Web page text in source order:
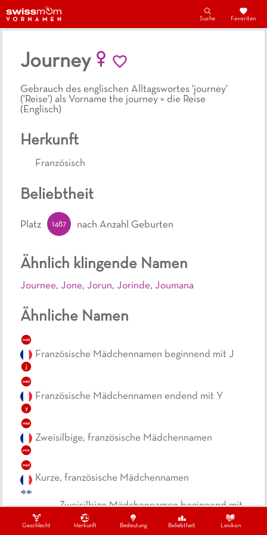
Geschlecht Herkunft Bedeutung Beliebtheit Lexikon
Suche Favoriten
Journey
Gebrauch des englischen Alltagswortes 'journey'
('Reise') als Vorname the journey = die Reise
(Englisch)
Herkunft
Französisch
Ähnlich klingende Namen
Journee, Jone, Jorun, Jorinde, Joumana
Ähnliche Namen
mäd
j
Französische Mädchennamen beginnend mit J
mäd
y
Französische Mädchennamen endend mit Y
mäd
zwe
Zweisilbige, französische Mädchennamen
mäd
Kurze, französische Mädchennamen
Zweisilbige Mädchennamen beginnend mit
Beliebtheit
Platz 1487 nach Anzahl Geburten